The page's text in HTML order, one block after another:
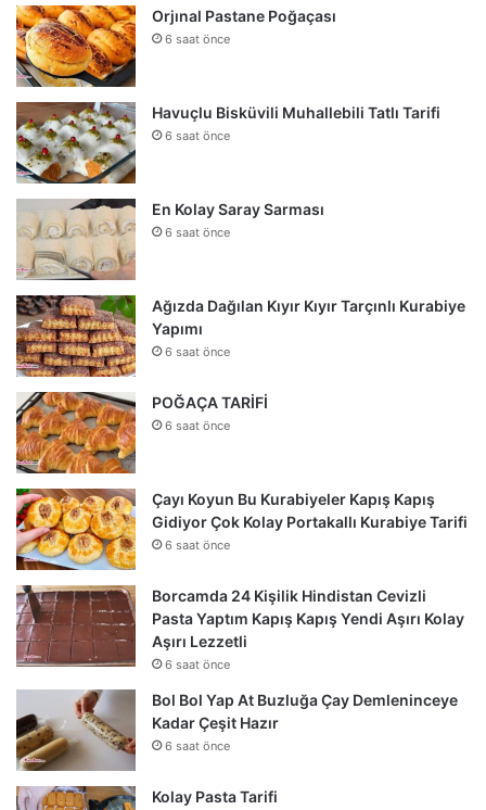
Orjınal Pastane Poğaçası
6 saat önce
Havuçlu Bisküvili Muhallebili Tatlı Tarifi
6 saat önce
En Kolay Saray Sarması
6 saat önce
Ağızda Dağılan Kıyır Kıyır Tarçınlı Kurabiye
Yapımı
6 saat önce
POĞAÇA TARİFİ
6 saat önce
Çayı Koyun Bu Kurabiyeler Kapış Kapış
Gidiyor Çok Kolay Portakallı Kurabiye Tarifi
6 saat önce
Borcamda 24 Kişilik Hindistan Cevizli
Pasta Yaptım Kapış Kapış Yendi Aşırı Kolay
Aşırı Lezzetli
6 saat önce
Bol Bol Yap At Buzluğa Çay Demleninceye
Kadar Çeşit Hazır
6 saat önce
Kolay Pasta Tarifi